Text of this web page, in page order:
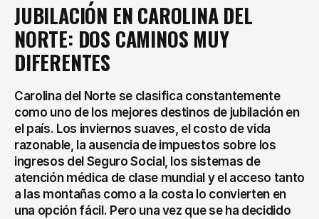
JUBILACIÓN EN CAROLINA DEL
NORTE: DOS CAMINOS MUY
DIFERENTES
Carolina del Norte se clasifica constantemente
como uno de los mejores destinos de jubilación en
el país. Los inviernos suaves, el costo de vida
razonable, la ausencia de impuestos sobre los
ingresos del Seguro Social, los sistemas de
atención médica de clase mundial y el acceso tanto
a las montañas como a la costa lo convierten en
una opción fácil. Pero una vez que se ha decidido